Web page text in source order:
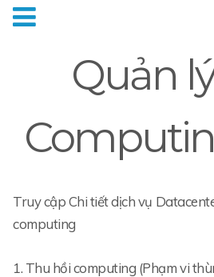
Quản
Truy cập Chi tiết dịch vụ
computing
1. Thu hồi computing (Phạm vi